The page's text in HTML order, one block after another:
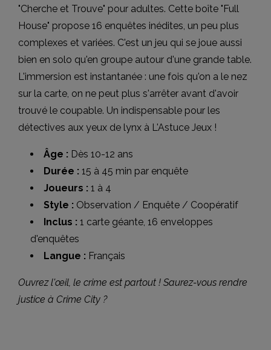
"Cherche et Trouve" pour adultes. Cette boîte "Full
House" propose 16 enquêtes inédites, un peu plus
complexes et variées. C'est un jeu qui se joue aussi
bien en solo qu'en groupe autour d'une grande table.
L'immersion est instantanée : une fois qu'on a le nez
sur la carte, on ne peut plus s'arrêter avant d'avoir
trouvé le coupable. Un indispensable pour les
détectives aux yeux de lynx à L'Astuce Jeux !
Âge : Dès 10-12 ans
Durée : 15 à 45 min par enquête
Joueurs : 1 à 4
Style : Observation / Enquête / Coopératif
Inclus : 1 carte géante, 16 enveloppes
d'enquêtes
Langue : Français
Ouvrez l'œil, le crime est partout ! Saurez-vous rendre
justice à Crime City ?